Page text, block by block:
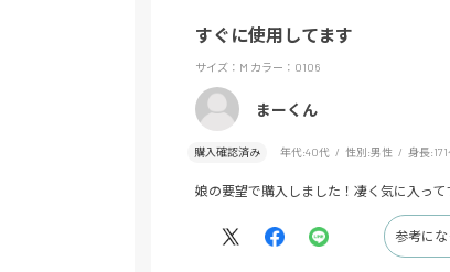
すぐに使用してます
サイズ：M カラー：0106
まーくん
購入確認済み 年代:40代 性別:男性 身長:
娘の要望で購入しました！凄く気に入っ
参考にな